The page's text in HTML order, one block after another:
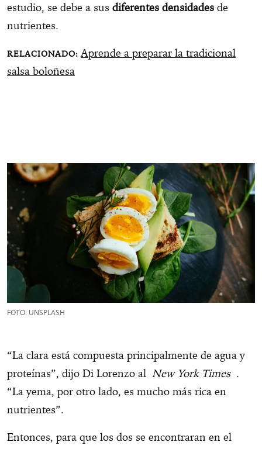
estudio, se debe a sus diferentes densidades de
nutrientes.
Aprende a preparar la tradicional
salsa boloñesa
FOTO: UNSPLASH
“La clara está compuesta principalmente de agua y
proteínas”, dijo Di Lorenzo al New York Times.
“La yema, por otro lado, es mucho más rica en
nutrientes”.
Entonces, para que los dos se encontraran en el